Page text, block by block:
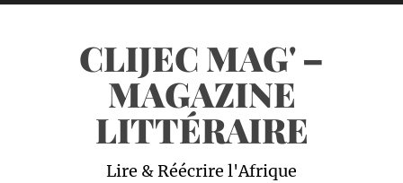
CLIJEC MAG' –
MAGAZINE
LITTÉRAIRE
Lire & Réécrire l'Afrique